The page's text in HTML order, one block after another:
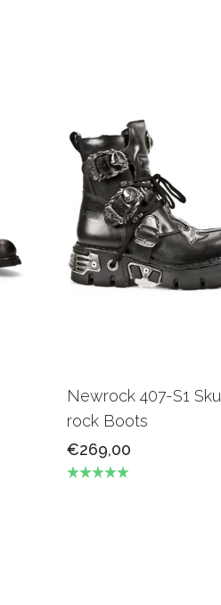
Newrock 407-S1 Skull
rock Boots
€269,00